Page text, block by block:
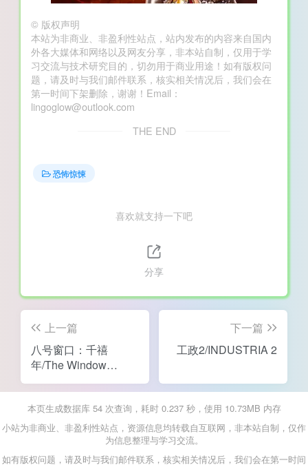
© 版权声明
本站为非商业、非盈利性站点，站内发布的内容来自国内
外各大媒体和网络以及网友分享，非本站自制，仅用于学
习交流与技术研究目的，切勿用于商业用途！如有版权问
题，请及时与我们邮件联系，核实相关情况后，我们会在
第一时间下架删除，谢谢！Email：
lingoglow@outlook.com
THE END
恐怖惊悚
喜欢就支持一下吧
分享
上一篇
八号窗口：千禧
年/The Window
8:Millennium
下一篇
工政2/INDUSTRIA 2
本页生成数据库 54 次查询，耗时 0.237 秒，使用 10.73MB 内存
小站为非商业、非盈利性站点，资源信息均转载自互联网，非本站自制，仅作
为信息整理与学习交流。
如有版权问题，请及时与我们邮件联系，核实相关情况后，我们会在第一时间